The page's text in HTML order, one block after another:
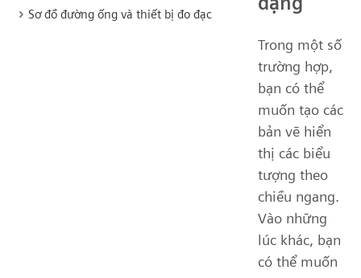
Sơ đồ đường ống và thiết bị đo đạc
Trong một số
trường hợp,
bạn có thể
muốn tạo các
bản vẽ hiển
thị các biểu
tượng theo
chiều ngang.
Vào những
lúc khác, bạn
có thể muốn